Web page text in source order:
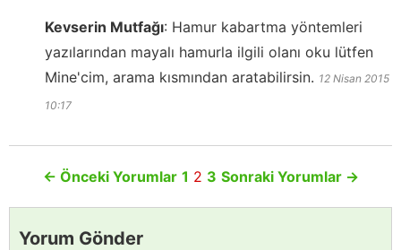
Kevserin Mutfağı: Hamur kabartma yöntemleri
yazılarından mayalı hamurla ilgili olanı oku lütfen
Mine'cim, arama kısmından aratabilirsin. 12 Nisan 2015
10:17
← Önceki Yorumlar 1 2 3 Sonraki Yorumlar →
Yorum Gönder